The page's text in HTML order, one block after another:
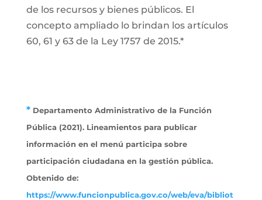
de los recursos y bienes públicos. El
concepto ampliado lo brindan los artículos
60, 61 y 63 de la Ley 1757 de 2015.*
*Departamento Administrativo de la Función
Pública (2021). Lineamientos para publicar
información en el menú participa sobre
participación ciudadana en la gestión pública.
Obtenido de:
https://www.funcionpublica.gov.co/web/eva/bibliot